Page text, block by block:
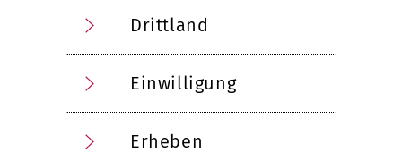
Drittland
Einwilligung
Erheben